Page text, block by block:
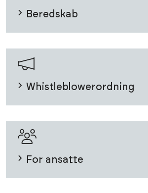
Beredskab
Whistleblowerordning
For ansatte